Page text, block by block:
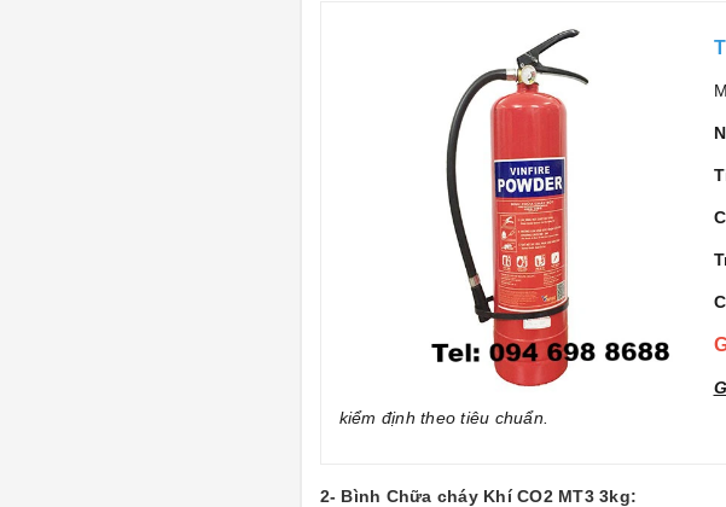
kiểm định theo tiêu chuẩn.
2- Bình Chữa cháy Khí CO2 MT3 3kg: